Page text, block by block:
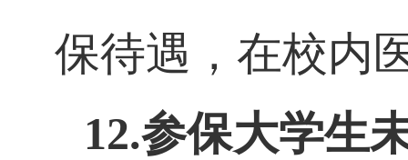
保待遇，在校内
12.参保大学生